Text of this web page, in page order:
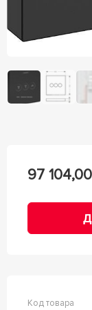
97 104,00
Код товара